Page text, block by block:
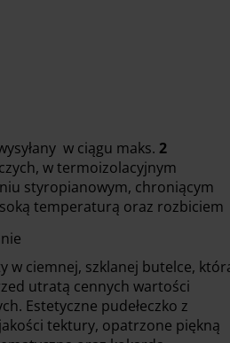
w ciągu maks. 2
w termoizolacyjnym
styropianowym, chroniącym
temperaturą oraz rozbiciem
w ciemnej, szklanej butelce,
utratą cennych wartości
Estetyczne pudełeczko z
tektury, opatrzone piękną